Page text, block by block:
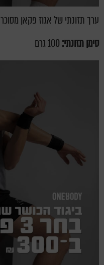
ערך תזונתי של אגוז פקאן מסוכר
סימן תזונתי: 100 גרם